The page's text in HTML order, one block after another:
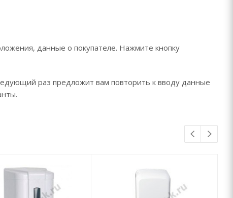
данные о покупателе. Нажмите кнопку
раз предложит вам повторить к вводу данные